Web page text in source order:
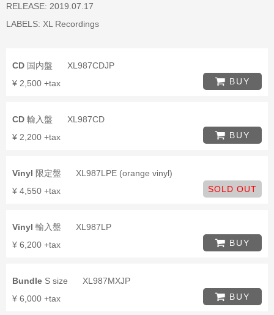
RELEASE: 2019.07.17
LABELS: XL Recordings
CD 国内盤
XL987CDJP
¥ 2,500 +tax
BUY
CD 輸入盤
XL987CD
¥ 2,200 +tax
BUY
Vinyl 限定盤
XL987LPE (orange vinyl)
¥ 4,550 +tax
SOLD OUT
Vinyl 輸入盤
XL987LP
¥ 6,200 +tax
BUY
Bundle S size
XL987MXJP
¥ 6,000 +tax
BUY